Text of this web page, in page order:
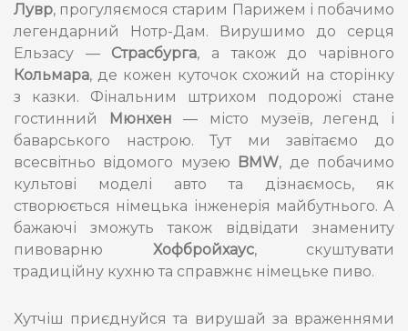
Лувр, прогуляємося старим Парижем і побачимо
легендарний Нотр-Дам. Вирушимо до серця
Ельзасу — Страсбурга, а також до чарівного
Кольмара, де кожен куточок схожий на сторінку
з казки. Фінальним штрихом подорожі стане
гостинний
Мюнхен — місто музеїв, легенд і
баварського настрою. Тут ми завітаємо до
всесвітньо відомого музею BMW, де побачимо
культові моделі авто та дізнаємось, як
створюється німецька інженерія майбутнього. А
бажаючі зможуть також відвідати знамениту
пивоварню Хофбройхаус, скуштувати
традиційну кухню та справжнє німецьке пиво.
Хутчіш приєднуйся та вирушай за враженнями